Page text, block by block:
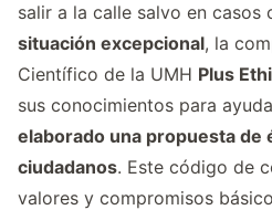
salir a la calle salvo en casos
situación excepcional, la
Científico de la UMH Plus
sus conocimientos para
elaborado una propuesta de
ciudadanos. Este código de
valores y compromisos